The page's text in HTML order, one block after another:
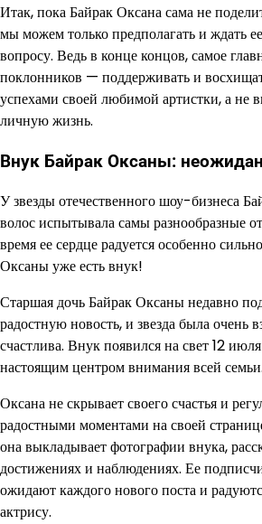
Итак, пока Байрак Оксана сама не
мы можем только предполагать и ждать
вопросу. Ведь в конце концов, самое
поклонников — поддерживать и
успехами своей любимой артистки, а не
личную жизнь.
Внук Байрак Оксаны:
У звезды отечественного шоу-бизнеса
волос испытывала самы разнообразные
время ее сердце радуется особенно
Оксаны уже есть внук!
Старшая дочь Байрак Оксаны недавно
радостную новость, и звезда была очень
счастлива. Внук появился на свет 12
настоящим центром внимания всей семьи.
Оксана не скрывает своего счастья и
радостными моментами на своей
она выкладывает фотографии внука,
достижениях и наблюдениях. Ее
ожидают каждого нового поста и
актрису.